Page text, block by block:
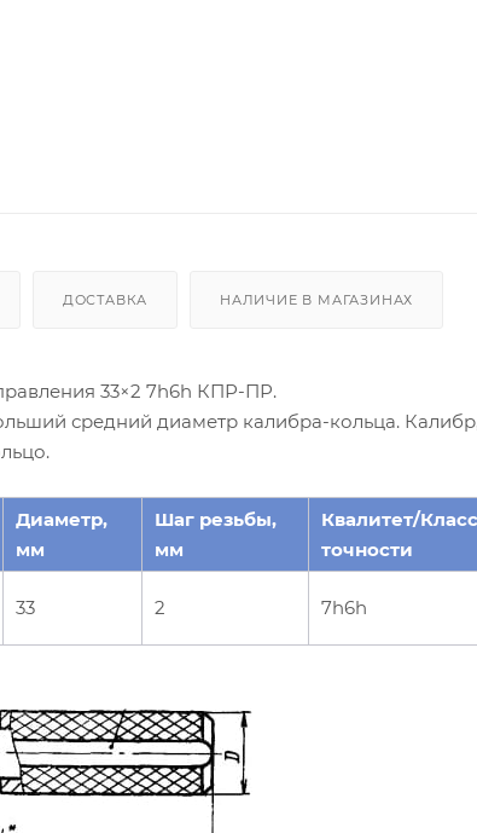
ДОСТАВКА НАЛИЧИЕ В МАГАЗИНАХ
33×2 7h6h КПР-ПР.
средний диаметр калибра-кольца.
Диаметр,
мм
Шаг резьбы,
мм
Квалитет/Класс
точности
33 2 7h6h